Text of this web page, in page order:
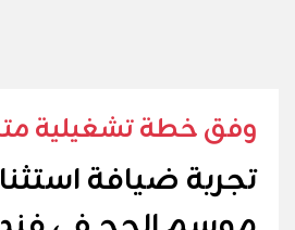
وفق خطة تشغيلية
تجربة ضيافة